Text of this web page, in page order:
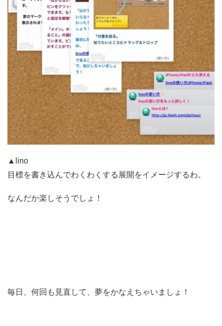
▲lino
目標を書き込んでわくわくする展開をイメージするわ。
なんだか楽しそうでしょ！
毎日、何回も見直して、夢をかなえちゃいましょ！